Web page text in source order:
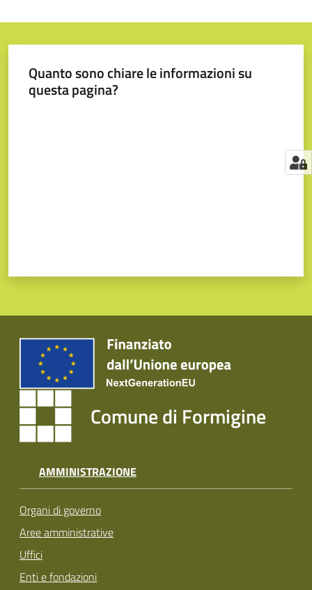
Quanto sono chiare le informazioni su
questa pagina?
Comune di Formigine
AMMINISTRAZIONE
Organi di governo
Aree amministrative
Uffici
Enti e fondazioni